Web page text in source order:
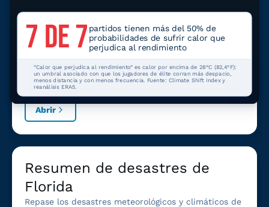
7 DE 7 partidos tienen más del 50% de
probabilidades de sufrir calor que
perjudica al rendimiento
“Calor que perjudica al rendimiento” es calor por encima de 28°C (82,4°F):
un umbral asociado con que los jugadores de élite corran más despacio,
menos distancia y con menos frecuencia. Fuente: Climate Shift Index y
reanálisis ERA5.
Miami
Clima Local
Explora impactos, datos y gráficos climáticos locales
para Miami, FL.
Abrir
Resumen de desastres de
Florida
Repase los desastres meteorológicos y climáticos de